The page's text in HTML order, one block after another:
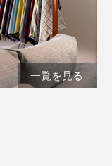
一覧を見る